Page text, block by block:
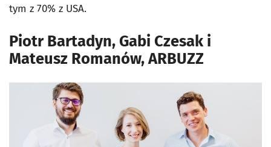
tym z 70% z USA.
Piotr Bartadyn, Gabi Czesak i
Mateusz Romanów, ARBUZZ